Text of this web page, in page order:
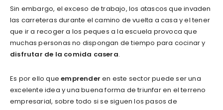
Sin embargo, el exceso de trabajo, los atascos que invaden
las carreteras durante el camino de vuelta a casa y el tener
que ir a recoger a los peques a la escuela provoca que
muchas personas no dispongan de tiempo para cocinar y
disfrutar de la comida casera.
Es por ello queemprenderen este sector puede ser una
excelente idea y una buena forma de triunfar en el terreno
empresarial, sobre todo si se siguen los pasos de